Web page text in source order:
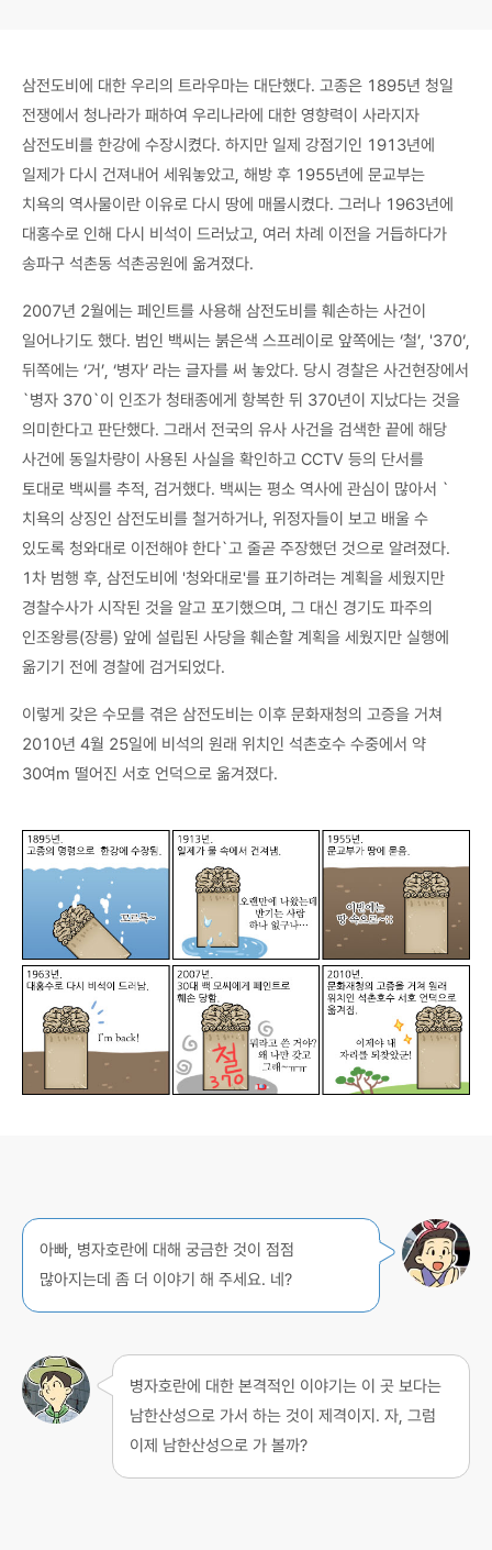
삼전도비에 대한 우리의 트라우마는 대단했다. 고종은 1895년 청일
전쟁에서 청나라가 패하여 우리나라에 대한 영향력이 사라지자
삼전도비를 한강에 수장시켰다. 하지만 일제 강점기인 1913년에
일제가 다시 건져내어 세워놓았고, 해방 후 1955년에 문교부는
치욕의 역사물이란 이유로 다시 땅에 매몰시켰다. 그러나 1963년에
대홍수로 인해 다시 비석이 드러났고, 여러 차례 이전을 거듭하다가
송파구 석촌동 석촌공원에 옮겨졌다.
2007년 2월에는 페인트를 사용해 삼전도비를 훼손하는 사건이
일어나기도 했다. 범인 백씨는 붉은색 스프레이로 앞쪽에는 ‘철’, '370‘,
뒤쪽에는 ‘거’, ‘병자’ 라는 글자를 써 놓았다. 당시 경찰은 사건현장에서
`병자 370`이 인조가 청태종에게 항복한 뒤 370년이 지났다는 것을
의미한다고 판단했다. 그래서 전국의 유사 사건을 검색한 끝에 해당
사건에 동일차량이 사용된 사실을 확인하고 CCTV 등의 단서를
토대로 백씨를 추적, 검거했다. 백씨는 평소 역사에 관심이 많아서 `
치욕의 상징인 삼전도비를 철거하거나, 위정자들이 보고 배울 수
있도록 청와대로 이전해야 한다`고 줄곧 주장했던 것으로 알려졌다.
1차 범행 후, 삼전도비에 '청와대로'를 표기하려는 계획을 세웠지만
경찰수사가 시작된 것을 알고 포기했으며, 그 대신 경기도 파주의
인조왕릉(장릉) 앞에 설립된 사당을 훼손할 계획을 세웠지만 실행에
옮기기 전에 경찰에 검거되었다.
이렇게 갖은 수모를 겪은 삼전도비는 이후 문화재청의 고증을 거쳐
2010년 4월 25일에 비석의 원래 위치인 석촌호수 수중에서 약
30여m 떨어진 서호 언덕으로 옮겨졌다.
아빠, 병자호란에 대해 궁금한 것이 점점
많아지는데 좀 더 이야기 해 주세요. 네?
병자호란에 대한 본격적인 이야기는 이 곳 보다는
남한산성으로 가서 하는 것이 제격이지. 자, 그럼
이제 남한산성으로 가 볼까?